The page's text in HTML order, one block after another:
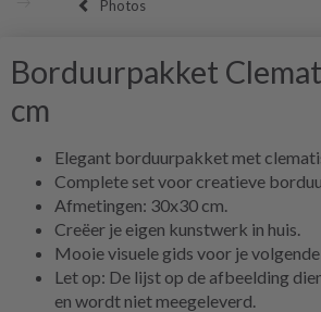
Photos
Borduurpakket
cm
Elegant borduurpakket met
Complete set voor creatieve
Afmetingen: 30x30 cm.
Creëer je eigen kunstwerk in huis.
Mooie visuele gids voor je
Let op: De lijst op de afbeelding
en wordt niet meegeleverd.